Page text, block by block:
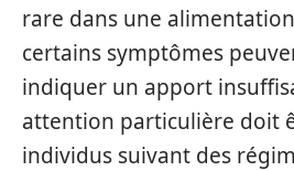
rare dans une
certains symptômes
indiquer un apport
attention particulière doit
individus suivant des